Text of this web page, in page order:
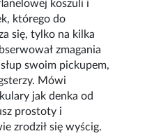
koszuli i
którego do
się, tylko na kilka
zmagania
swoim pickupem,
Mówi
jak denka od
prostoty i
zrodził się wyścig.